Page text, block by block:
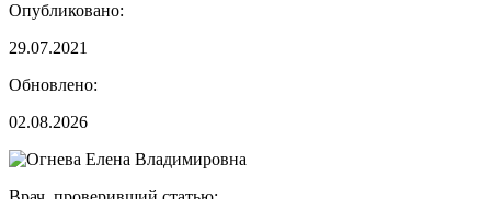
Опубликовано:
29.07.2021
Обновлено:
02.08.2026